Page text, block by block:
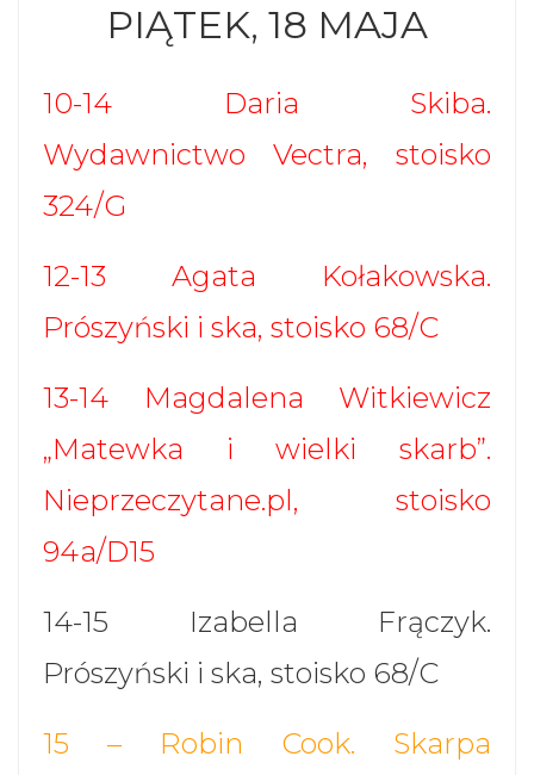
PIĄTEK, 18 MAJA
10-14 Daria Skiba.
Wydawnictwo Vectra, stoisko
324/G
12-13 Agata Kołakowska.
Prószyński i ska, stoisko 68/C
13-14 Magdalena Witkiewicz
„Matewka i wielki skarb”.
Nieprzeczytane.pl, stoisko
94a/D15
14-15 Izabella Frączyk.
Prószyński i ska, stoisko 68/C
15 – Robin Cook. Skarpa